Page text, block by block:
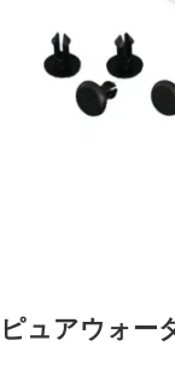
ピュアウォー